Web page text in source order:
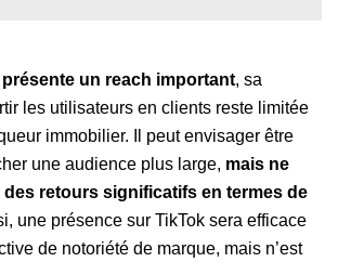
un reach important, sa
les utilisateurs en clients reste limitée
immobilier. Il peut envisager être
une audience plus large, mais ne
des retours significatifs en termes de
une présence sur TikTok sera efficace
de notoriété de marque, mais n’est